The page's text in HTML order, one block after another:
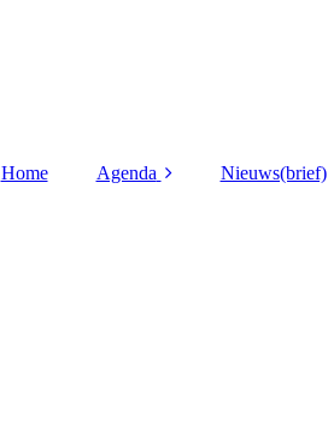
Home Agenda Nieuws(brief)